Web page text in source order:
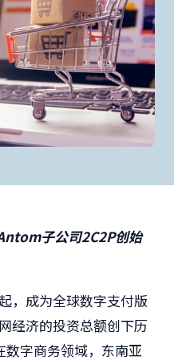
子公司2C2P创始
，成为全球数字支付版
经济的投资总额创下历
数字商务领域，东南亚